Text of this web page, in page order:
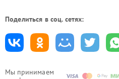
Мы принимаем
Поделиться в соц. сетях: